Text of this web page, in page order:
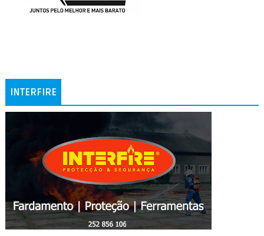
INTERFIRE